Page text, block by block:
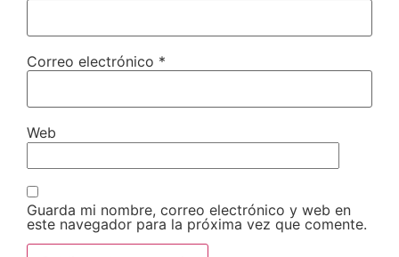
Correo electrónico *
Web
Guarda mi nombre, correo electrónico y web en
este navegador para la próxima vez que comente.